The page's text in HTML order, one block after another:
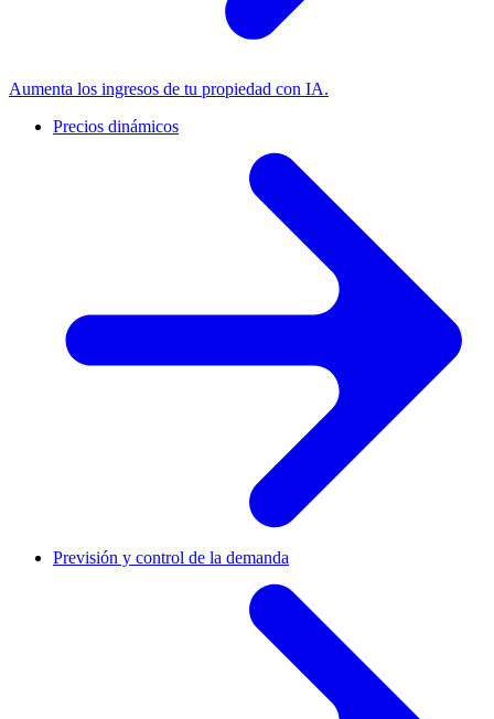
Aumenta los ingresos de tu propiedad con IA.
Precios dinámicos
Previsión y control de la demanda